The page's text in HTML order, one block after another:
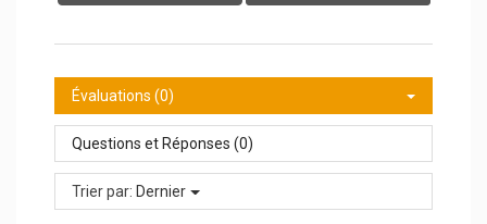
Évaluations (0)
Questions et Réponses (0)
Trier par: Dernier